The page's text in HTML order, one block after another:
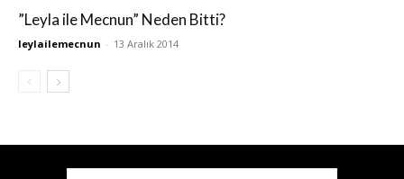
”Leyla ile Mecnun” Neden Bitti?
leylailemecnun - 13 Aralık 2014